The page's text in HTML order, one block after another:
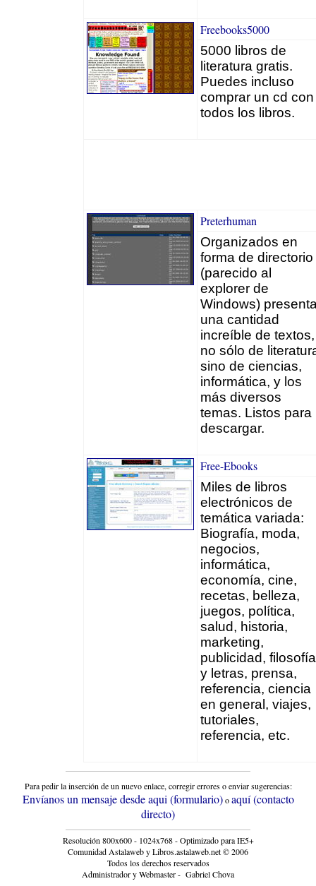
Freebooks5000
5000 libros de
literatura gratis.
Puedes incluso
comprar un cd con
todos los libros.
Preterhuman
Organizados en
forma de directorio
(parecido al
explorer de
Windows)
una cantidad
increíble de textos,
no sólo de
sino de ciencias,
informática, y los
más diversos
temas. Listos para
descargar.
Free-Ebooks
Miles de libros
electrónicos de
temática variada:
Biografía, moda,
negocios,
informática,
economía, cine,
recetas, belleza,
juegos, política,
salud, historia,
marketing,
publicidad, filosofía
y letras, prensa,
referencia, ciencia
en general, viajes,
tutoriales,
referencia, etc.
Para pedir la inserción de un nuevo enlace, corregir errores o enviar sugerencias:
Envíanos un mensaje desde aqui (formulario)oaquí (contacto
directo)
Resolución 800x600 - 1024x768 - Optimizado para IE5+
Comunidad Astalaweb y Libros.astalaweb.net © 2006
Todos los derechos reservados
Administrador y Webmaster - Gabriel Chova